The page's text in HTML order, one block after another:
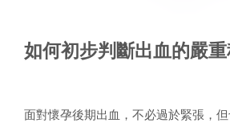
如何初步判斷出血的嚴重
面對懷孕後期出血，不必過於緊張，但